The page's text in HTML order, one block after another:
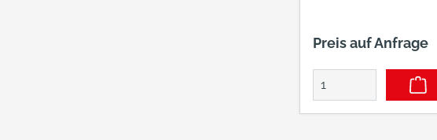
Preis auf Anfrage